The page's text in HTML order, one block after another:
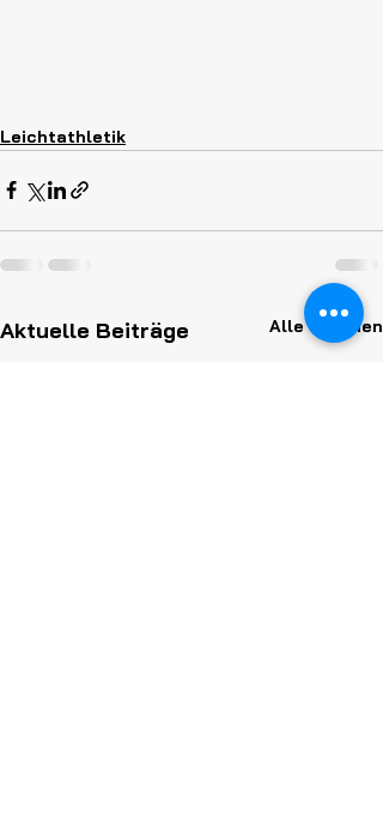
Leichtathletik
Aktuelle Beiträge Alle ansehen